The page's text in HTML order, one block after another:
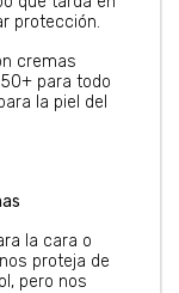
protección.
cremas
para todo
la piel del
la cara o
proteja de
pero nos